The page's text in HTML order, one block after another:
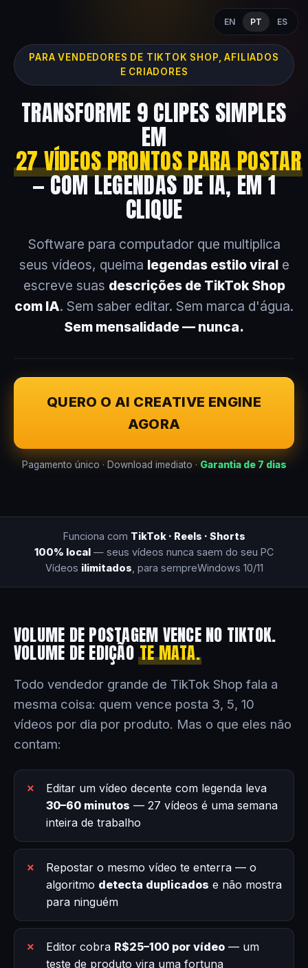
EN PT ES
PARA VENDEDORES DE TIKTOK SHOP, AFILIADOS
E CRIADORES
TRANSFORME 9 CLIPES SIMPLES
EM
27 VÍDEOS PRONTOS PARA POSTAR
— COM LEGENDAS DE IA, EM 1
CLIQUE
Software para computador que multiplica
seus vídeos, queima legendas estilo virale
escreve suas descrições de TikTok Shop
com IA. Sem saber editar. Sem marca d'água.
Sem mensalidade — nunca.
QUERO O AI CREATIVE ENGINE
AGORA
Pagamento único · Download imediato · Garantia de 7 dias
Funciona com TikTok · Reels · Shorts
100% local — seus vídeos nunca saem do seu PC
Vídeos ilimitados , para sempreWindows 10/11
VOLUME DE POSTAGEM VENCE NO TIKTOK.
VOLUME DE EDIÇÃOTE MATA.
Todo vendedor grande de TikTok Shop fala a
mesma coisa: quem vence posta 3, 5, 10
vídeos por dia por produto. Mas o que eles não
contam:
Editar um vídeo decente com legenda leva
30–60 minutos — 27 vídeos é uma semana
inteira de trabalho
Repostar o mesmo vídeo te enterra — o
algoritmo detecta duplicados e não mostra
para ninguém
Editor cobra R$25–100 por vídeo — um
teste de produto vira uma fortuna